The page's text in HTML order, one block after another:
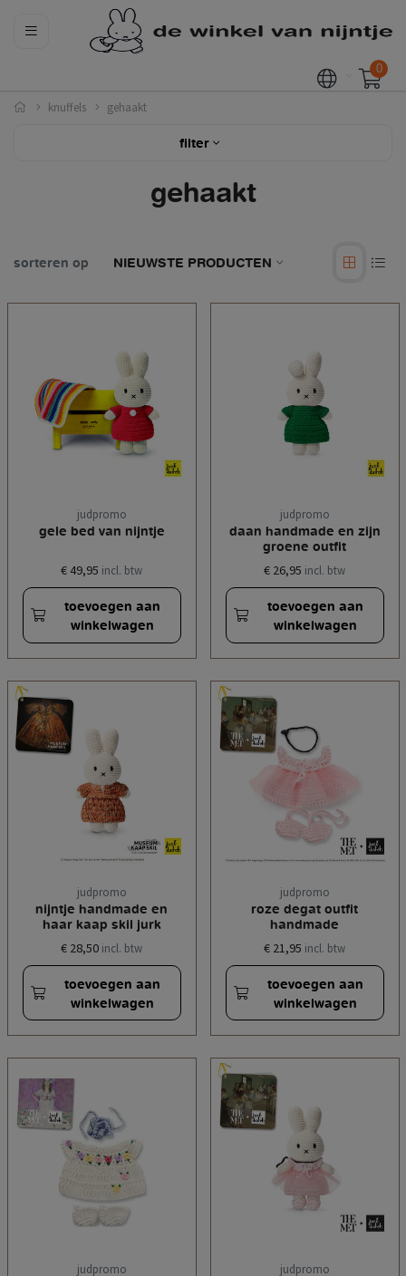
0
knuffels gehaakt
filter
gehaakt
sorteren op NIEUWSTE PRODUCTEN
judpromo
gele bed van nijntje
€ 49,95 incl. btw
toevoegen aan
winkelwagen
judpromo
daan handmade en zijn
groene outfit
€ 26,95 incl. btw
toevoegen aan
winkelwagen
judpromo
nijntje handmade en
haar kaap skil jurk
€ 28,50 incl. btw
toevoegen aan
winkelwagen
judpromo
roze degat outfit
handmade
€ 21,95 incl. btw
toevoegen aan
winkelwagen
judpromo judpromo